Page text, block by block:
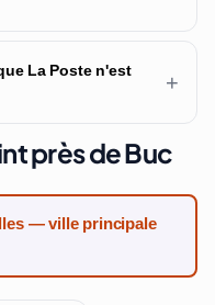
La Poste n'est
+
près de Buc
— ville principale